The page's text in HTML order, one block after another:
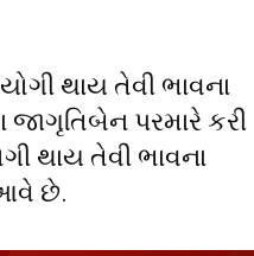
થાય તેવી ભાવના
જાગૃતિબેન પરમારે કરી
થાય તેવી ભાવના
આવે છે.